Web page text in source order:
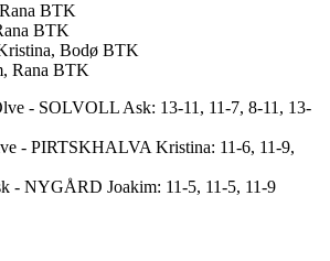
BTK
BTK
Bodø BTK
Rana BTK
- SOLVOLL Ask: 13-11, 11-7, 8-11, 13-
- PIRTSKHALVA Kristina: 11-6, 11-9,
- NYGÅRD Joakim: 11-5, 11-5, 11-9